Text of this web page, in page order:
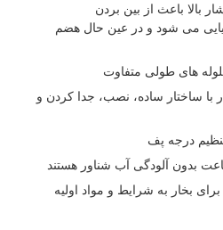
بالا باعث از بین بردن
می شود و در عین حال هضم
های طولی متفاوت
ساختار ساده، نصب، جدا کردن و
درجه پف
بخار به شرایط و مواد اولیه